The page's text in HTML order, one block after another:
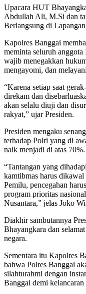
Upacara HUT
Abdullah Ali, M.Si dan
Berlangsung di
Kapolres Banggai
meminta seluruh
wajib menegakkan
mengayomi, dan
“Karena setiap saat
direkam dan
akan selalu diuji dan
rakyat,” ujar Presiden.
Presiden mengaku
terhadap Polri yang di
naik menjadi di atas 70%.
“Tantangan yang
kamtibmas harus
Pemilu, pencegahan
program prioritas
Nusantara,” jelas Joko
Diakhir sambutannya
Bhayangkara dan
negara.
Sementara itu Kapolres
bahwa Polres Banggai
silahturahmi dengan
Banggai demi kelancaran